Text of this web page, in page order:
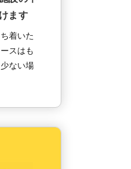
ます
着いた
スはも
ない場